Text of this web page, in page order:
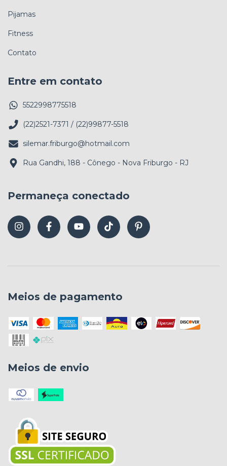
Pijamas
Fitness
Contato
Entre em contato
5522998775518
(22)2521-7371 / (22)99877-5518
silemar.friburgo@hotmail.com
Rua Gandhi, 188 - Cônego - Nova Friburgo - RJ
Permaneça conectado
Meios de pagamento
Meios de envio